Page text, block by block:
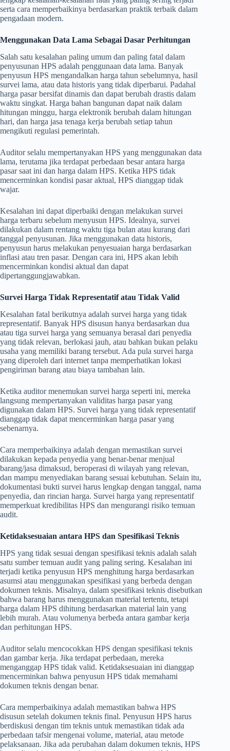
serta cara memperbaikinya berdasarkan praktik terbaik dalam
pengadaan modern.
Menggunakan Data Lama Sebagai Dasar Perhitungan
Salah satu kesalahan paling umum dan paling fatal dalam
penyusunan HPS adalah penggunaan data lama. Banyak
penyusun HPS mengandalkan harga tahun sebelumnya, hasil
survei lama, atau data historis yang tidak diperbarui. Padahal
harga pasar bersifat dinamis dan dapat berubah drastis dalam
waktu singkat. Harga bahan bangunan dapat naik dalam
hitungan minggu, harga elektronik berubah dalam hitungan
hari, dan harga jasa tenaga kerja berubah setiap tahun
mengikuti regulasi pemerintah.
Auditor selalu mempertanyakan HPS yang menggunakan data
lama, terutama jika terdapat perbedaan besar antara harga
pasar saat ini dan harga dalam HPS. Ketika HPS tidak
mencerminkan kondisi pasar aktual, HPS dianggap tidak
wajar.
Kesalahan ini dapat diperbaiki dengan melakukan survei
harga terbaru sebelum menyusun HPS. Idealnya, survei
dilakukan dalam rentang waktu tiga bulan atau kurang dari
tanggal penyusunan. Jika menggunakan data historis,
penyusun harus melakukan penyesuaian harga berdasarkan
inflasi atau tren pasar. Dengan cara ini, HPS akan lebih
mencerminkan kondisi aktual dan dapat
dipertanggungjawabkan.
Survei Harga Tidak Representatif atau Tidak Valid
Kesalahan fatal berikutnya adalah survei harga yang tidak
representatif. Banyak HPS disusun hanya berdasarkan dua
atau tiga survei harga yang semuanya berasal dari penyedia
yang tidak relevan, berlokasi jauh, atau bahkan bukan pelaku
usaha yang memiliki barang tersebut. Ada pula survei harga
yang diperoleh dari internet tanpa memperhatikan lokasi
pengiriman barang atau biaya tambahan lain.
Ketika auditor menemukan survei harga seperti ini, mereka
langsung mempertanyakan validitas harga pasar yang
digunakan dalam HPS. Survei harga yang tidak representatif
dianggap tidak dapat mencerminkan harga pasar yang
sebenarnya.
Cara memperbaikinya adalah dengan memastikan survei
dilakukan kepada penyedia yang benar-benar menjual
barang/jasa dimaksud, beroperasi di wilayah yang relevan,
dan mampu menyediakan barang sesuai kebutuhan. Selain itu,
dokumentasi bukti survei harus lengkap dengan tanggal, nama
penyedia, dan rincian harga. Survei harga yang representatif
memperkuat kredibilitas HPS dan mengurangi risiko temuan
audit.
Ketidaksesuaian antara HPS dan Spesifikasi Teknis
HPS yang tidak sesuai dengan spesifikasi teknis adalah salah
satu sumber temuan audit yang paling sering. Kesalahan ini
terjadi ketika penyusun HPS menghitung harga berdasarkan
asumsi atau menggunakan spesifikasi yang berbeda dengan
dokumen teknis. Misalnya, dalam spesifikasi teknis disebutkan
bahwa barang harus menggunakan material tertentu, tetapi
harga dalam HPS dihitung berdasarkan material lain yang
lebih murah. Atau volumenya berbeda antara gambar kerja
dan perhitungan HPS.
Auditor selalu mencocokkan HPS dengan spesifikasi teknis
dan gambar kerja. Jika terdapat perbedaan, mereka
menganggap HPS tidak valid. Ketidaksesuaian ini dianggap
mencerminkan bahwa penyusun HPS tidak memahami
dokumen teknis dengan benar.
Cara memperbaikinya adalah memastikan bahwa HPS
disusun setelah dokumen teknis final. Penyusun HPS harus
berdiskusi dengan tim teknis untuk memastikan tidak ada
perbedaan tafsir mengenai volume, material, atau metode
pelaksanaan. Jika ada perubahan dalam dokumen teknis, HPS